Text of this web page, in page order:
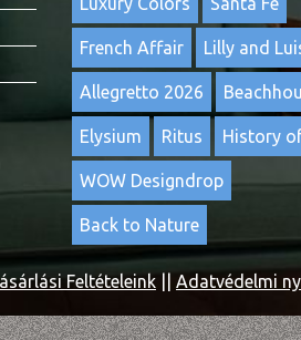
French Affair Lilly and
Allegretto 2026
Elysium Ritus History
WOW Designdrop
Back to Nature
Feltételeink Adatvédelmi